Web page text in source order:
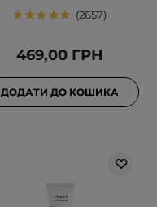
2657
469,00 ГРН
ДОДАТИ ДО КОШИКА